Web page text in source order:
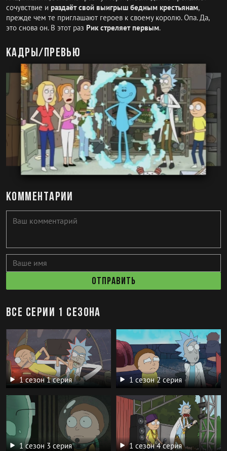
сочувствие и раздаёт свой выигрыш бедным крестьянам,
прежде чем те приглашают героев к своему королю. Опа. Да,
это снова он. В этот раз Рик стреляет первым.
Кадры/превью
Комментарии
Отправить
Все серии 1 сезона
1 сезон 1 серия 1 сезон 2 серия
1 сезон 3 серия 1 сезон 4 серия